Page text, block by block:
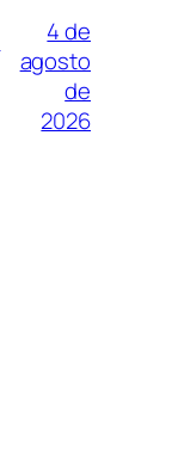
4 de
agosto
de
2026